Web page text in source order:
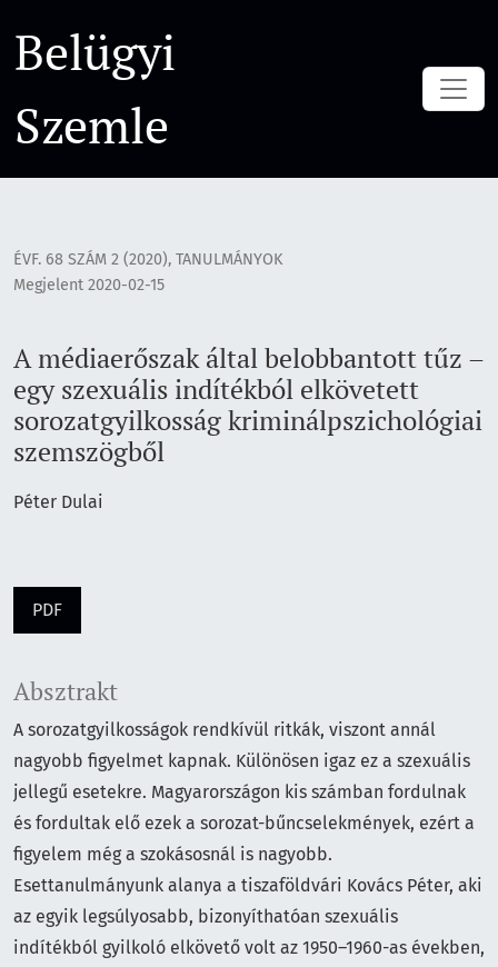
Belügyi
Szemle
ÉVF. 68 SZÁM 2 (2020), TANULMÁNYOK
A médiaerőszak által belobbantott tűz –
egy szexuális indítékból elkövetett
sorozatgyilkosság kriminálpszichológiai
szemszögből
Megjelent 2020-02-15
Péter Dulai
PDF
Absztrakt
A sorozatgyilkosságok rendkívül ritkák, viszont annál
nagyobb figyelmet kapnak. Különösen igaz ez a szexuális
jellegű esetekre. Magyarországon kis számban fordulnak
és fordultak elő ezek a sorozat-bűncselekmények, ezért a
figyelem még a szokásosnál is nagyobb.
Esettanulmányunk alanya a tiszaföldvári Kovács Péter, aki
az egyik legsúlyosabb, bizonyíthatóan szexuális
indítékból gyilkoló elkövető volt az 1950–1960-as években,